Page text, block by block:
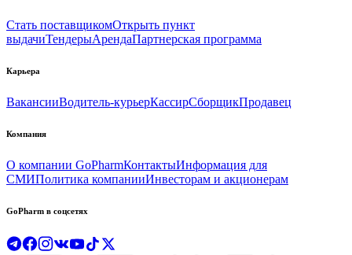
Стать поставщикомОткрыть пункт
выдачиТендерыАрендаПартнерская программа
Карьера
ВакансииВодитель-курьерКассирСборщикПродавец
Компания
О компании GoPharmКонтактыИнформация для
СМИПолитика компанииИнвесторам и акционерам
GoPharm в соцсетях